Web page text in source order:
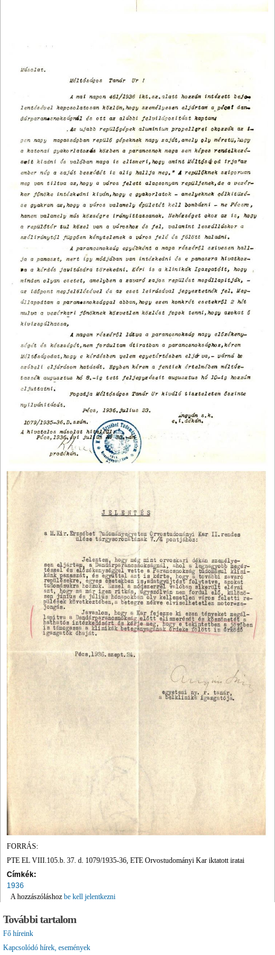
FORRÁS:
PTE EL VIII.105.b. 37. d. 1079/1935-36, ETE Orvostudományi Kar iktatott iratai
Címkék:
1936
A hozzászóláshoz be kell jelentkezni
További tartalom
Fő híreink
Kapcsolódó hírek, események